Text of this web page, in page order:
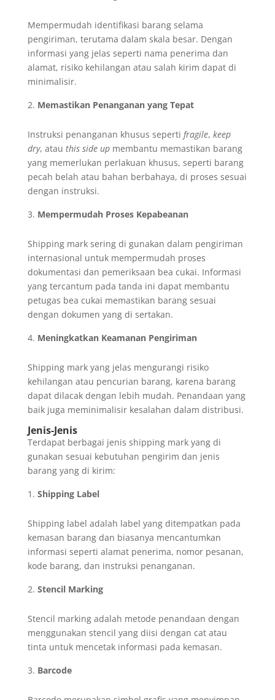
Mempermudah identifikasi barang selama
pengiriman, terutama dalam skala besar. Dengan
informasi yang jelas seperti nama penerima dan
alamat, risiko kehilangan atau salah kirim dapat di
minimalisir.
Memastikan Penanganan yang Tepat
Instruksi penanganan khusus seperti fragile, keep
dry, atau this side upmembantu memastikan barang
yang memerlukan perlakuan khusus, seperti barang
pecah belah atau bahan berbahaya, di proses sesuai
dengan instruksi.
Mempermudah Proses Kepabeanan
Shipping mark sering di gunakan dalam pengiriman
internasional untuk mempermudah proses
dokumentasi dan pemeriksaan bea cukai. Informasi
yang tercantum pada tanda ini dapat membantu
petugas bea cukai memastikan barang sesuai
dengan dokumen yang di sertakan.
Meningkatkan Keamanan Pengiriman
Shipping mark yang jelas mengurangi risiko
kehilangan atau pencurian barang, karena barang
dapat dilacak dengan lebih mudah. Penandaan yang
baik juga meminimalisir kesalahan dalam distribusi.
Jenis-Jenis
Terdapat berbagai jenis shipping mark yang di
gunakan sesuai kebutuhan pengirim dan jenis
barang yang di kirim:
Shipping Label
Shipping label adalah label yang ditempatkan pada
kemasan barang dan biasanya mencantumkan
informasi seperti alamat penerima, nomor pesanan,
kode barang, dan instruksi penanganan.
Stencil Marking
Stencil marking adalah metode penandaan dengan
menggunakan stencil yang diisi dengan cat atau
tinta untuk mencetak informasi pada kemasan.
Barcode